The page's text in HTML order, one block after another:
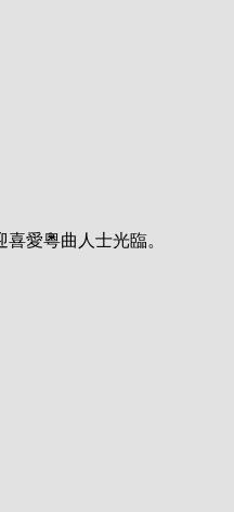
愛粵曲人士光臨。